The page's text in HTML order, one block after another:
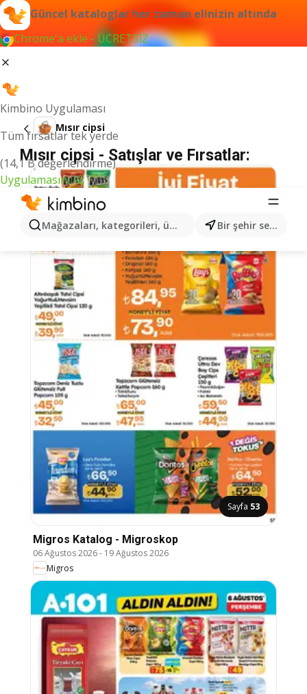
Güncel kataloglar her zaman elinizin altında
Chrome'a ekle - ÜCRETSİZ
Kimbino Uygulaması
Tüm fırsatlar tek yerde
(14,1 B değerlendirme)
Uygulamasını Aç
Mağazaları, kategorileri, ürünleri arayın... Bir şehir seçin
Mısır cipsi
Mısır cipsi - Satışlar ve Fırsatlar:
Sayfa 53
Migros Katalog - Migroskop
06 Ağustos 2026- 19 Ağustos 2026
Migros